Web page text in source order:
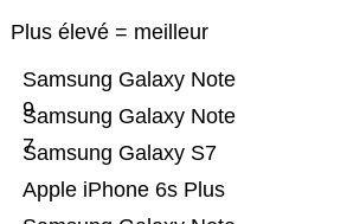
Plus élevé = meilleur
Apple iPhone 6s Plus
Samsung Galaxy S7
Samsung Galaxy Note
7
Samsung Galaxy Note
9